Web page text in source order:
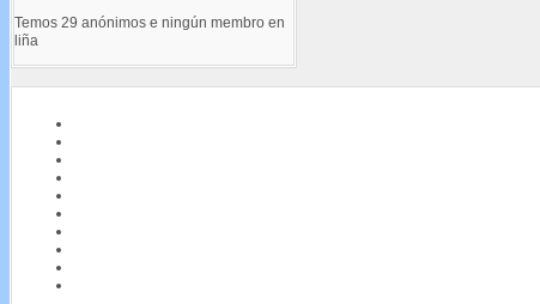
Temos 29 anónimos e ningún membro en
liña